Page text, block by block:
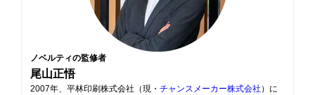
ノベルティの監修者
尾山正悟
2007年、平林印刷株式会社（現・ チャンスメーカー株式会社 ）に